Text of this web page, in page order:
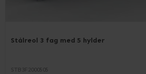
Stålreol 3 fag med 5 hylder
STB3F2000505